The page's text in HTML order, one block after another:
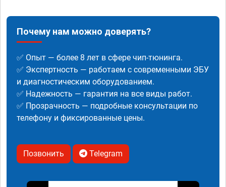
Почему нам можно доверять?
✅ Опыт — более 8 лет в сфере чип-тюнинга.
✅ Экспертность — работаем с современными ЭБУ
и диагностическим оборудованием.
✅ Надежность — гарантия на все виды работ.
✅ Прозрачность — подробные консультации по
телефону и фиксированные цены.
Позвонить Telegram